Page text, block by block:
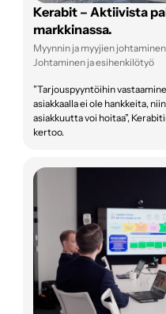
Kerabit – Aktiivista
markkinassa.
Myynnin ja myyjien
Johtaminen ja esihenkilötyö
”Tarjouspyyntöihin
asiakkaalla ei ole hankkeita,
asiakkuutta voi hoitaa”,
kertoo.